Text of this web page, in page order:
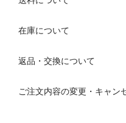
在庫について
返品・交換について
ご注文内容の変更・キャン